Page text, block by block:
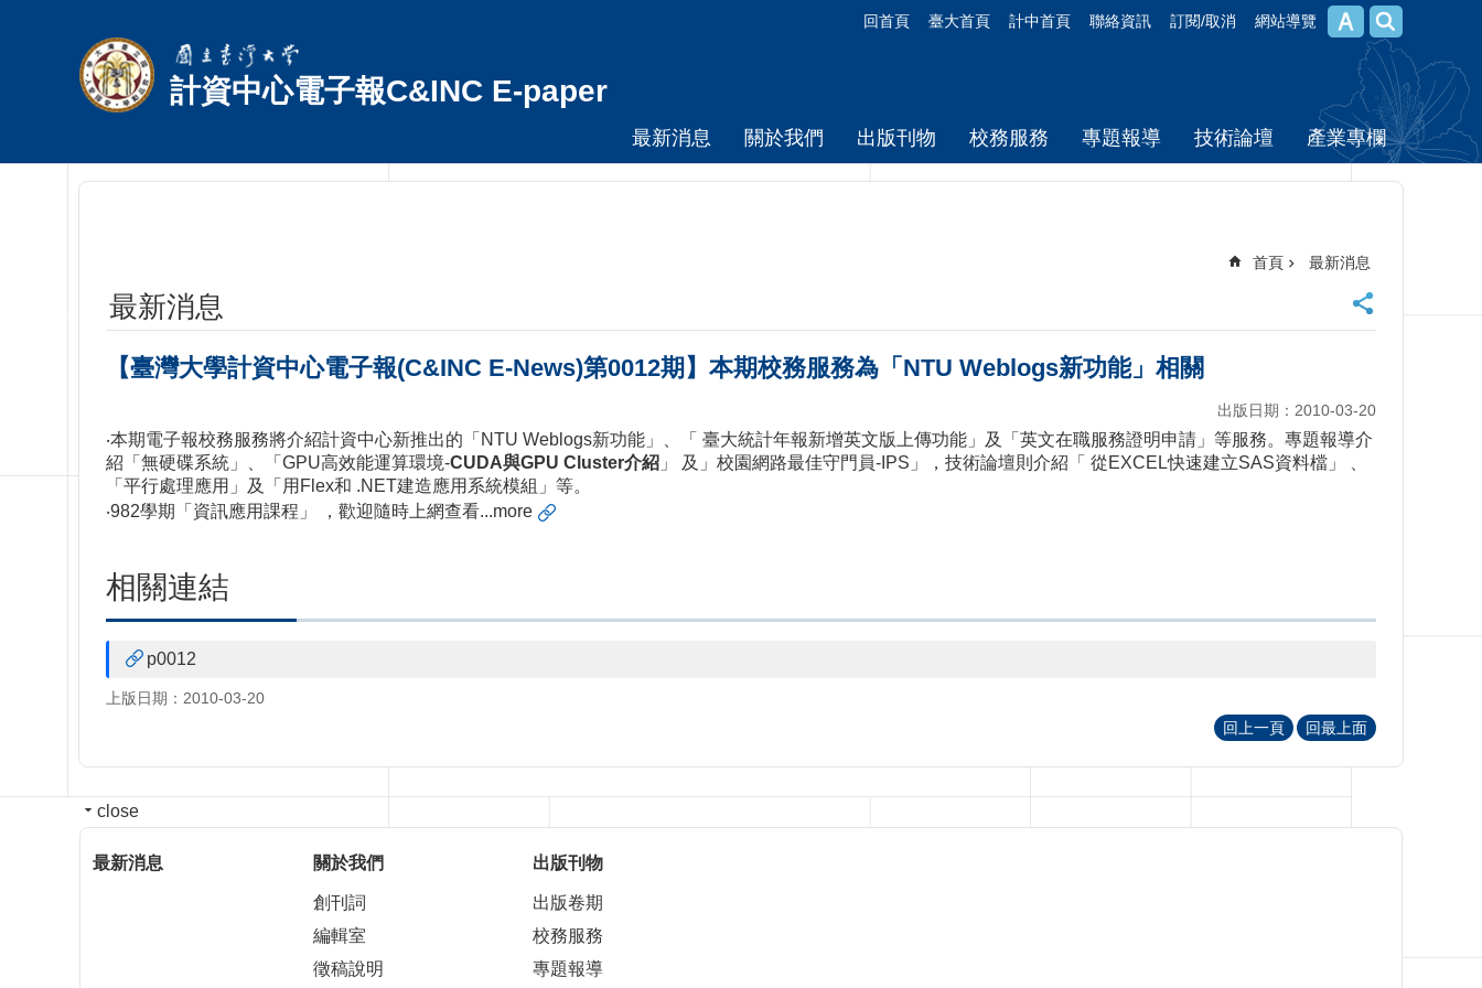
回首頁 臺大首頁 計中首頁 聯絡資訊 訂閱/取消 網站導覽
計資中心電子報C&INC E-paper
最新消息 關於我們 出版刊物 校務服務 專題報導 技術論壇 產業專欄
首頁 最新消息
最新消息
【臺灣大學計資中心電子報(C&INC E-News)第0012期】本期校務服務為「NTU Weblogs新功能」相關
出版日期：2010-03-20
‧本期電子報校務服務將介紹計資中心新推出的「NTU Weblogs新功能」、「 臺大統計年報新增英文版上傳功能」及「英文在職服務證明申請」等服務。專題報導介
紹「無硬碟系統」、「GPU高效能運算環境-CUDA與GPU Cluster介紹 」 及」校園網路最佳守門員-IPS」，技術論壇則介紹「 從EXCEL快速建立SAS資料檔」 、
「平行處理應用」及「用Flex和 .NET建造應用系統模組」等。
‧982學期「 資訊應用課程 」 ，歡迎隨時上網查看...more
相關連結
p0012
上版日期：2010-03-20
回上一頁
回最上面
close
最新消息 關於我們
創刊詞
編輯室
徵稿說明
出版刊物
出版卷期
校務服務
專題報導